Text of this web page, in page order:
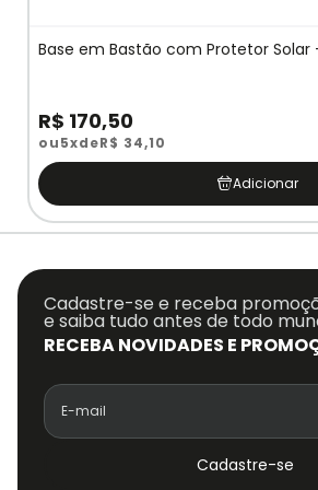
Base em Bastão com Protetor Solar -
R$ 170,50
ou5xdeR$ 34,10
Adicionar
RECEBA NOVIDADES E
Cadastre-se e receba
e saiba tudo antes de todo
Cadastre-se